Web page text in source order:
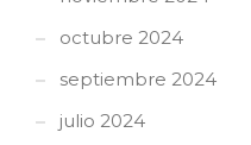
octubre 2024
septiembre 2024
julio 2024